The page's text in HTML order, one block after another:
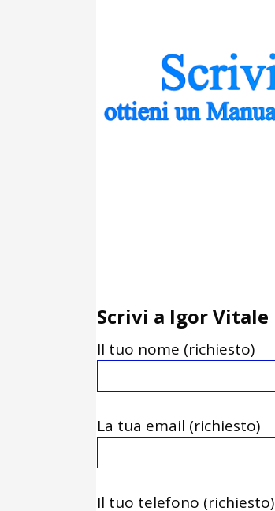
Scrivi a Igor Vitale
Il tuo nome (richiesto)
La tua email (richiesto)
Il tuo telefono (richiesto)